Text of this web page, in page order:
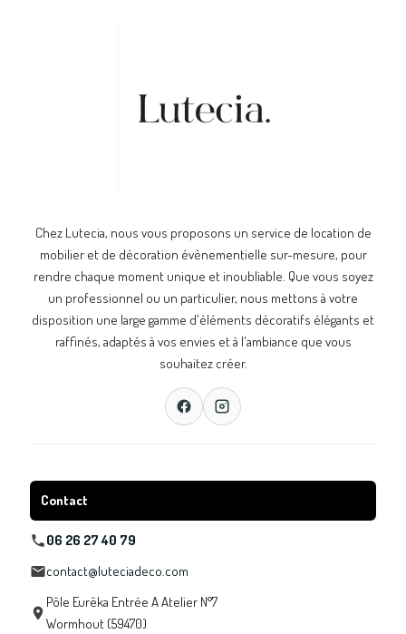
Chez Lutecia, nous vous proposons un service de location de
mobilier et de décoration évènementielle sur-mesure, pour
rendre chaque moment unique et inoubliable. Que vous soyez
un professionnel ou un particulier, nous mettons à votre
disposition une large gamme d'éléments décoratifs élégants et
raffinés, adaptés à vos envies et à l'ambiance que vous
souhaitez créer.
Contact
06 26 27 40 79
contact@luteciadeco.com
Pôle Eurêka Entrée A Atelier N°7
Wormhout (59470)